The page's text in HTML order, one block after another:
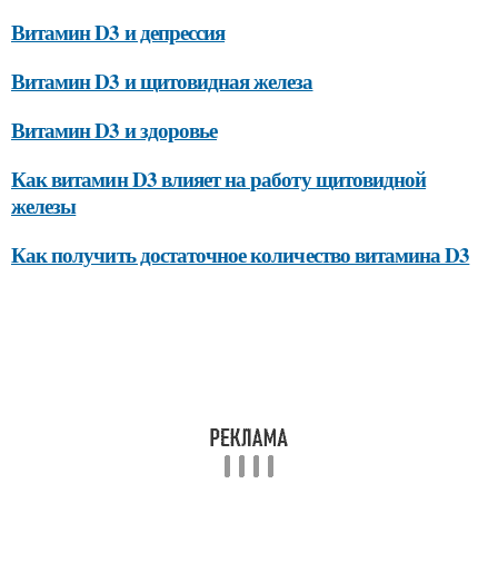
Витамин D3 и депрессия
Витамин D3 и щитовидная железа
Витамин D3 и здоровье
Как витамин D3 влияет на работу щитовидной
железы
Как получить достаточное количество витамина D3